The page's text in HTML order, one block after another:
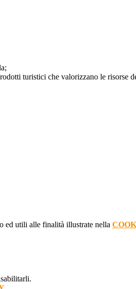
turistici che valorizzano le risorse
ed utili alle finalità illustrate nella